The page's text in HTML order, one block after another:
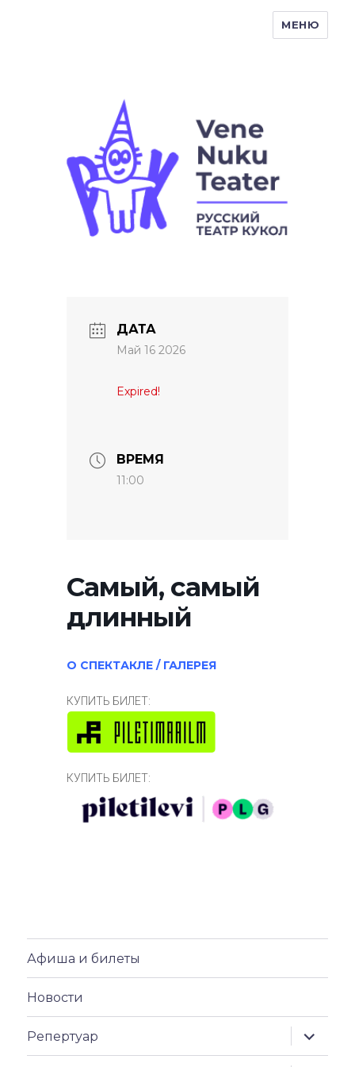
МЕНЮ
ДАТА
Май 16 2026
Expired!
ВРЕМЯ
11:00
Самый, самый
длинный
О СПЕКТАКЛЕ / ГАЛЕРЕЯ
КУПИТЬ БИЛЕТ:
КУПИТЬ БИЛЕТ:
Афиша и билеты
Новости
Репертуар
меню